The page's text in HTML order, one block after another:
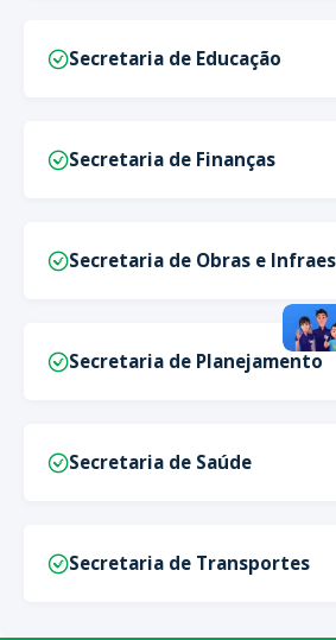
Secretaria de Educação
Secretaria de Finanças
Secretaria de Obras e
Secretaria de Planejamento
Secretaria de Saúde
Secretaria de Transportes